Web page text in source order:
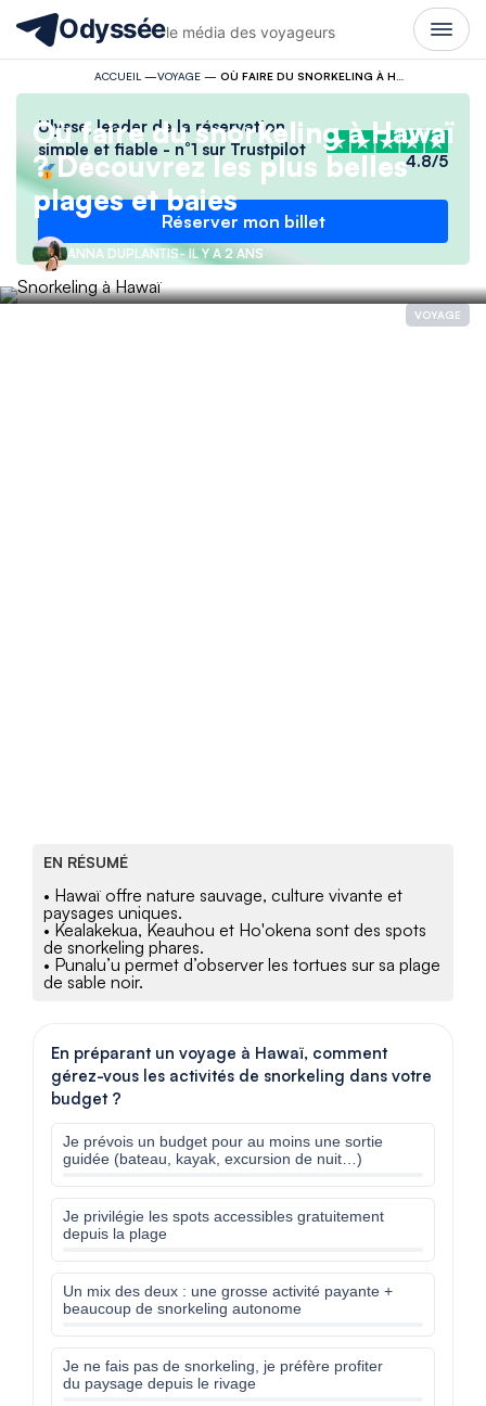
Odysséele média des voyageurs
ACCUEIL —VOYAGE—
Ulysse, leader de la réservation
simple et fiable - n°1 sur Trustpilot
4.8/5
Réserver mon billet
VOYAGE
Où faire du snorkeling à Hawaï
? Découvrez les plus belles
plages et baies
ANNA DUPLANTIS- IL Y A 2 ANS
EN RÉSUMÉ
• Hawaï offre nature sauvage, culture vivante et
paysages uniques.
• Kealakekua, Keauhou et Ho'okena sont des spots
de snorkeling phares.
• Punalu’u permet d’observer les tortues sur sa plage
de sable noir.
En préparant un voyage à Hawaï, comment
gérez-vous les activités de snorkeling dans votre
budget ?
Je prévois un budget pour au moins une sortie
guidée (bateau, kayak, excursion de nuit…)
Je privilégie les spots accessibles gratuitement
depuis la plage
Un mix des deux : une grosse activité payante +
beaucoup de snorkeling autonome
Je ne fais pas de snorkeling, je préfère profiter
du paysage depuis le rivage